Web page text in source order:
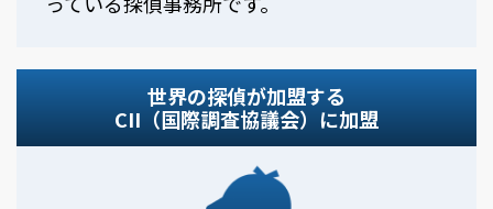
世界の探偵が加盟する
CII（国際調査協議会）に加盟